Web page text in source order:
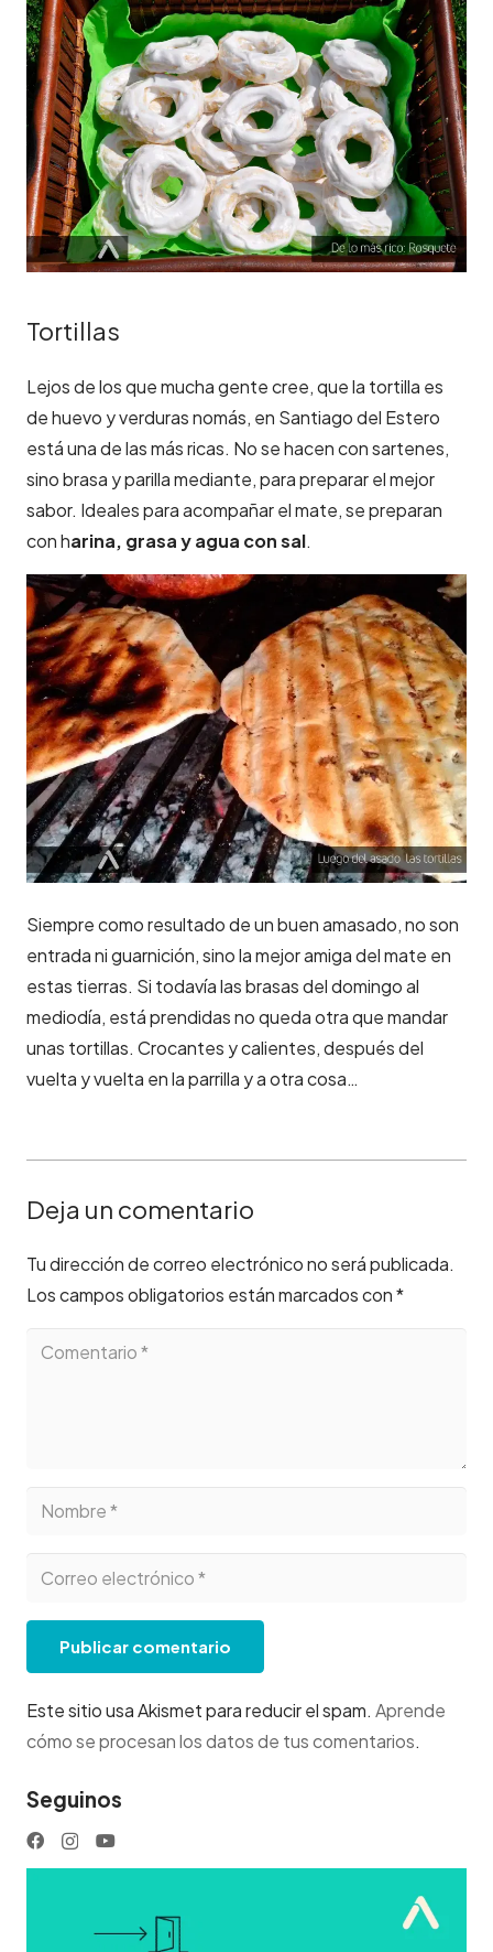
Tortillas
Lejos de los que mucha gente cree, que la tortilla es
de huevo y verduras nomás, en Santiago del Estero
está una de las más ricas. No se hacen con sartenes,
sino brasa y parilla mediante, para preparar el mejor
sabor. Ideales para acompañar el mate, se preparan
con harina, grasa y agua con sal.
Siempre como resultado de un buen amasado, no son
entrada ni guarnición, sino la mejor amiga del mate en
estas tierras. Si todavía las brasas del domingo al
mediodía, está prendidas no queda otra que mandar
unas tortillas. Crocantes y calientes, después del
vuelta y vuelta en la parrilla y a otra cosa…
Deja un comentario
Tu dirección de correo electrónico no será publicada.
Los campos obligatorios están marcados con*
Publicar comentario
Este sitio usa Akismet para reducir el spam. Aprende
cómo se procesan los datos de tus comentarios.
Seguinos